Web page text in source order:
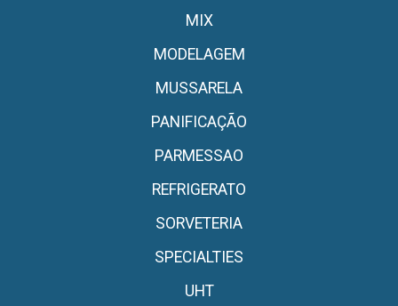
MIX
MODELAGEM
MUSSARELA
PANIFICAÇÃO
PARMESSAO
REFRIGERATO
SORVETERIA
SPECIALTIES
UHT